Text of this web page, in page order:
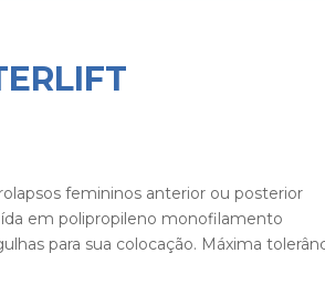
femininos anterior ou posterior
em polipropileno monofilamento
para sua colocação. Máxima